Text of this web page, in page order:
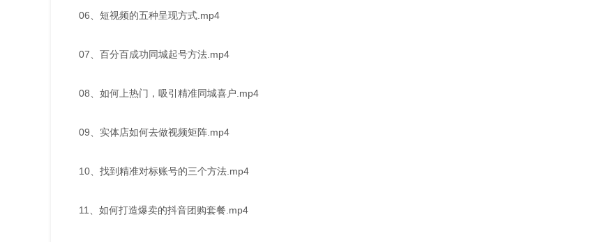
06、短视频的五种呈现方式.mp4
07、百分百成功同城起号方法.mp4
08、如何上热门，吸引精准同城喜户.mp4
09、实体店如何去做视频矩阵.mp4
10、找到精准对标账号的三个方法.mp4
11、如何打造爆卖的抖音团购套餐.mp4